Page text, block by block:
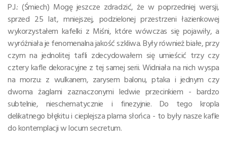
P.J.: (Śmiech) Mogę jeszcze zdradzić, że w poprzedniej wersji,
sprzed 25 lat, mniejszej, podzielonej przestrzeni łazienkowej
wykorzystałem kafelki z Miśni, które wówczas się pojawiły, a
wyróżniała je fenomenalna jakość szkliwa. Były również białe, przy
czym na jednolitej tafli zdecydowałem się umieścić trzy czy
cztery kafle dekoracyjne z tej samej serii. Widniała na nich wyspa
na morzu: z wulkanem, zarysem balonu, ptaka i jednym czy
dwoma żaglami zaznaczonymi ledwie przecinkiem - bardzo
subtelnie, nieschematycznie i finezyjnie. Do tego kropla
delikatnego błękitu i cieplejsza plama słońca - to były nasze kafle
do kontemplacji w locum secretum.